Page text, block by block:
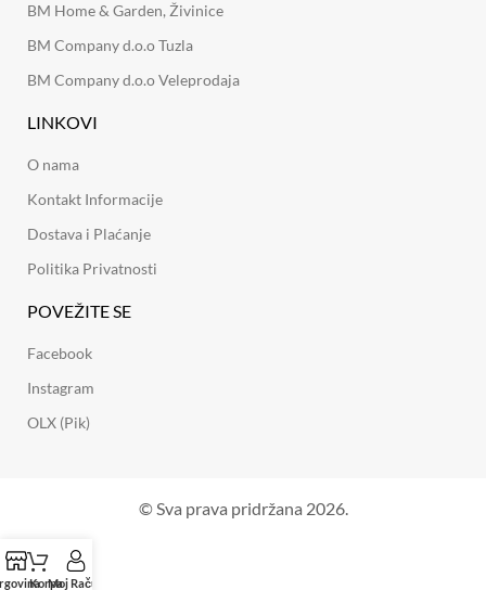
BM Home & Garden, Živinice
BM Company d.o.o Tuzla
BM Company d.o.o Veleprodaja
LINKOVI
O nama
Kontakt Informacije
Dostava i Plaćanje
Politika Privatnosti
POVEŽITE SE
Facebook
Instagram
OLX (Pik)
© Sva prava pridržana 2026.
KorpaMoj Račun